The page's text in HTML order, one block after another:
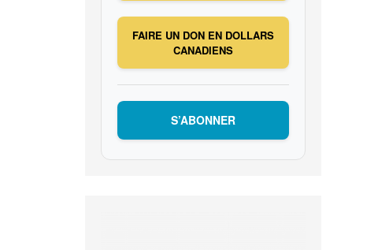
FAIRE UN DON EN DOLLARS
CANADIENS
S’ABONNER